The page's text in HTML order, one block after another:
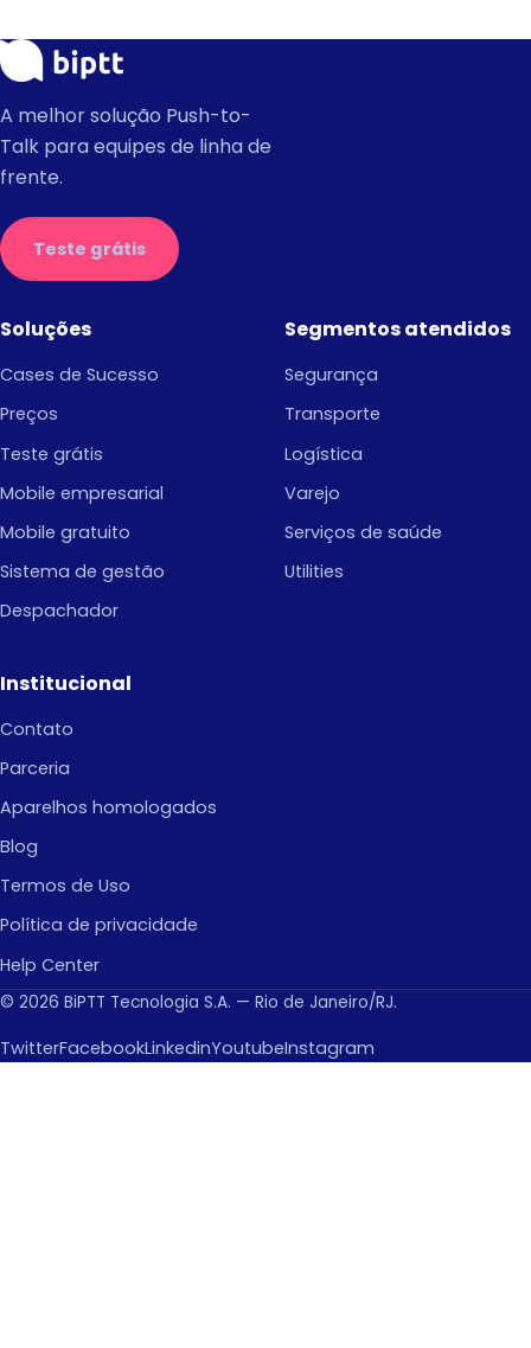
A melhor solução Push-to-
Talk para equipes de linha de
frente.
Teste grátis
Soluções
Cases de Sucesso
Preços
Teste grátis
Mobile empresarial
Mobile gratuito
Sistema de gestão
Despachador
Segmentos atendidos
Segurança
Transporte
Logística
Varejo
Serviços de saúde
Utilities
Institucional
Contato
Parceria
Aparelhos homologados
Blog
Termos de Uso
Política de privacidade
Help Center
© 2026 BiPTT Tecnologia S.A. — Rio de Janeiro/RJ.
TwitterFacebookLinkedinYoutubeInstagram